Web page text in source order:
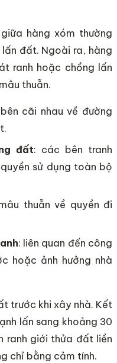
hàng xóm thường
đất. Ngoài ra, hàng
ranh hoặc chồng lấn
thuẫn.
cãi nhau về đường
đất: các bên tranh
sử dụng toàn bộ
thuẫn về quyền đi
: liên quan đến công
hoặc ảnh hưởng nhà
trước khi xây nhà. Kết
lấn sang khoảng 30
ranh giới thửa đất liền
chỉ bằng cảm tính.